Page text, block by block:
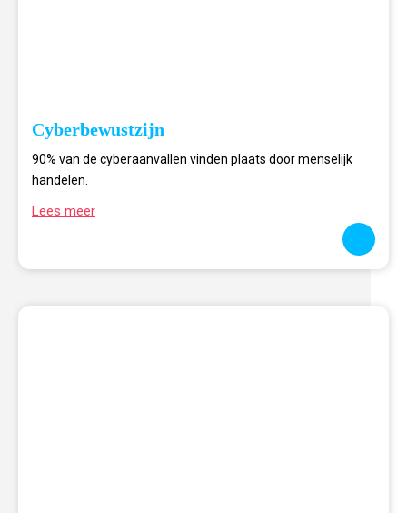
Cyberbewustzijn
90% van de cyberaanvallen vinden plaats door menselijk
handelen.
Lees meer